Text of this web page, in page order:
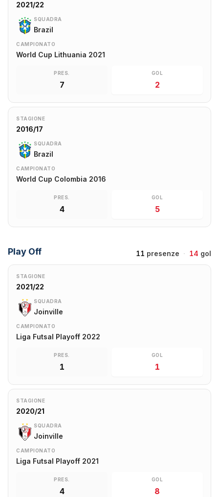
2021/22
SQUADRA
Brazil
CAMPIONATO
World Cup Lithuania 2021
PRES.
7
GOL
2
STAGIONE
2016/17
SQUADRA
Brazil
CAMPIONATO
World Cup Colombia 2016
PRES.
4
GOL
5
Play Off 11 presenze · 14 gol
STAGIONE
2021/22
SQUADRA
Joinville
CAMPIONATO
Liga Futsal Playoff 2022
PRES.
1
GOL
1
STAGIONE
2020/21
SQUADRA
Joinville
CAMPIONATO
Liga Futsal Playoff 2021
PRES.
4
GOL
8